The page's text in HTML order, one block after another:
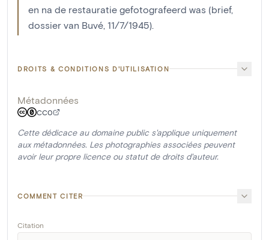
en na de restauratie gefotografeerd was (brief,
dossier van Buvé, 11/7/1945).
DROITS & CONDITIONS D'UTILISATION
Métadonnées
CC0
Cette dédicace au domaine public s'applique uniquement
aux métadonnées. Les photographies associées peuvent
avoir leur propre licence ou statut de droits d'auteur.
COMMENT CITER
Citation